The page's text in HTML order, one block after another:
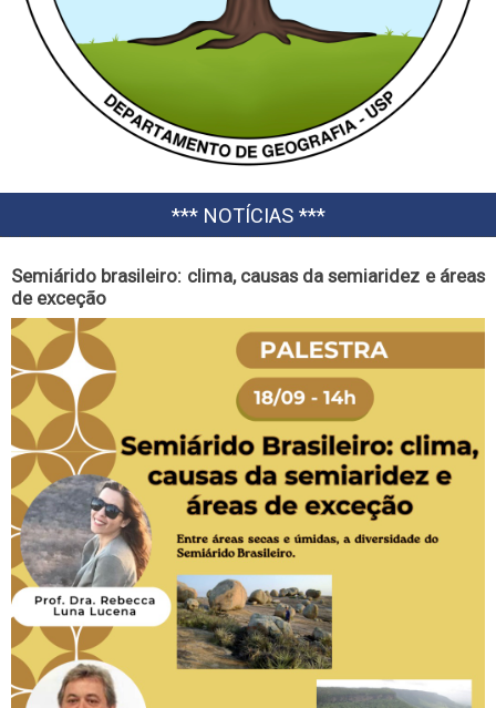
*** NOTÍCIAS ***
Semiárido brasileiro: clima, causas da semiaridez e áreas
de exceção